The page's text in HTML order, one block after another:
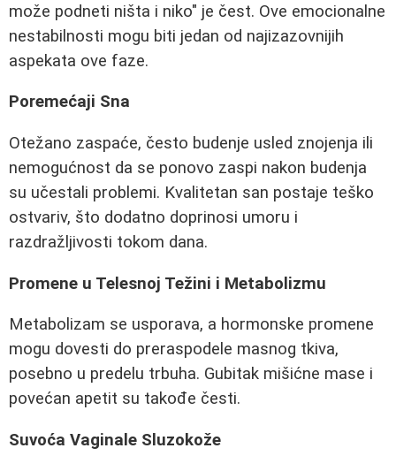
može podneti ništa i niko" je čest. Ove emocionalne
nestabilnosti mogu biti jedan od najizazovnijih
aspekata ove faze.
Poremećaji Sna
Otežano zaspaće, često budenje usled znojenja ili
nemogućnost da se ponovo zaspi nakon budenja
su učestali problemi. Kvalitetan san postaje teško
ostvariv, što dodatno doprinosi umoru i
razdražljivosti tokom dana.
Promene u Telesnoj Težini i Metabolizmu
Metabolizam se usporava, a hormonske promene
mogu dovesti do preraspodele masnog tkiva,
posebno u predelu trbuha. Gubitak mišićne mase i
povećan apetit su takođe česti.
Suvoća Vaginale Sluzokože